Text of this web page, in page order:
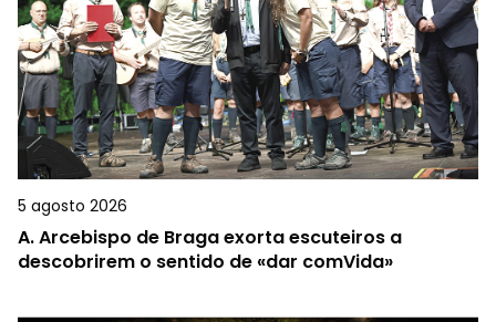
5 agosto 2026
A.Arcebispo de Braga exorta escuteiros a
descobrirem o sentido de «dar comVida»